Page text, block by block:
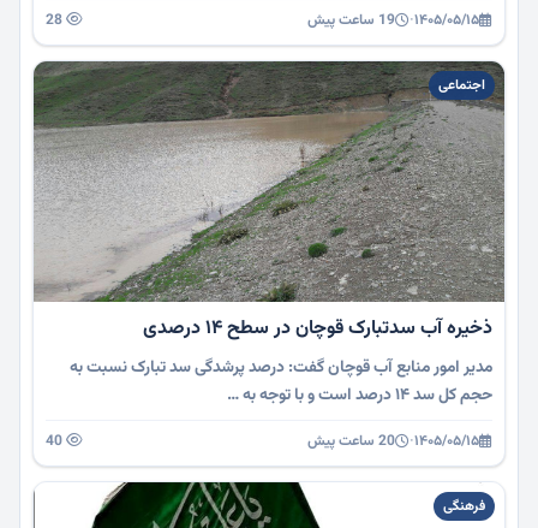
۱۴۰۵/۰۵/۱۵· 19 ساعت پیش
اجتماعی
ذخیره آب سدتبارک قوچان در سطح ۱۴ درصدی
مدیر امور منابع آب قوچان گفت: درصد پرشدگی سد تبارک نسبت به
حجم کل سد ۱۴ درصد است و با توجه به …
۱۴۰۵/۰۵/۱۵· 20 ساعت پیش
فرهنگی